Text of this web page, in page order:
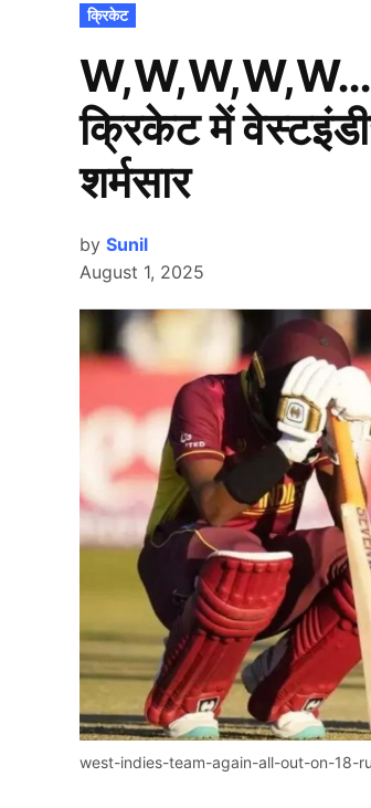
POSTED
IN
क्रिकेट
W,W,W,W,W…
क्रिकेट में
शर्मसार
by Sunil
August 1, 2025
west-indies-team-again-all-out-on-18-